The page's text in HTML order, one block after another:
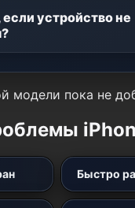
устройство не
модели пока не
Быстро